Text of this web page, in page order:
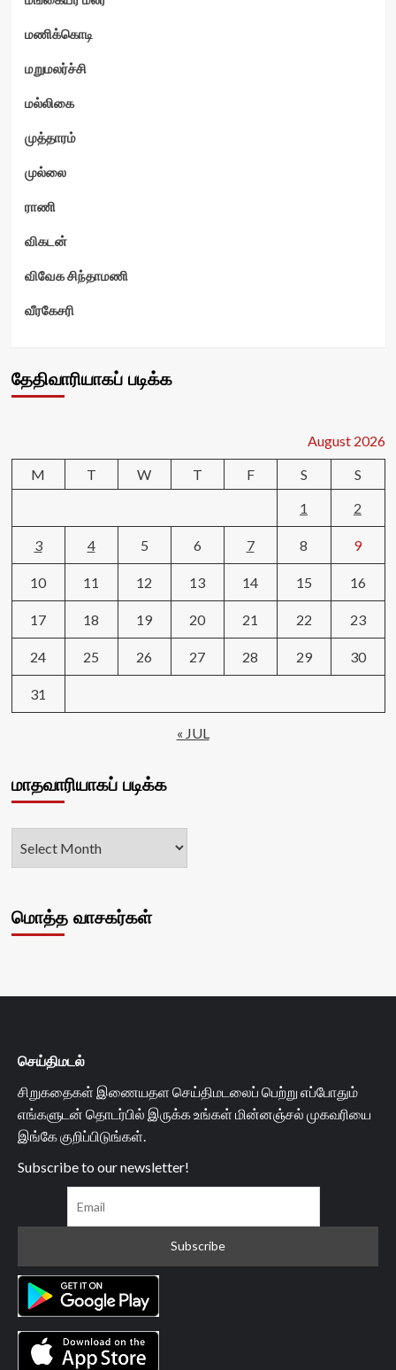
மணிக்கொடி
மறுமலர்ச்சி
மல்லிகை
முத்தாரம்
முல்லை
ராணி
விகடன்
விவேக சிந்தாமணி
வீரகேசரி
தேதிவாரியாகப் படிக்க
August 2026
M
T W T F S
S
1
2
3 4 5 6 7 8 9
10 11 12 13 14 15 16
17 18 19 20 21 22 23
24 25 26 27 28 29 30
31
« JUL
மாதவாரியாகப் படிக்க
மொத்த வாசகர்கள்
செய்திமடல்
சிறுகதைகள் இணையதள செய்திமடலைப் பெற்று எப்போதும்
எங்களுடன் தொடர்பில் இருக்க உங்கள் மின்னஞ்சல் முகவரியை
இங்கே குறிப்பிடுங்கள்.
Subscribe to our newsletter!